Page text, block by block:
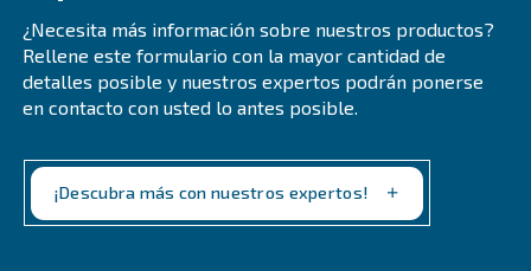
Explore los últimos equipos
Si está interesado en nuestros últimos modelos de
tornillo rotativo, no dude en ponerse en contacto con
más eficiente. Encontrará máquinas de alto
nuestra gama. Póngase en contacto con nosotros hoy
empezar.